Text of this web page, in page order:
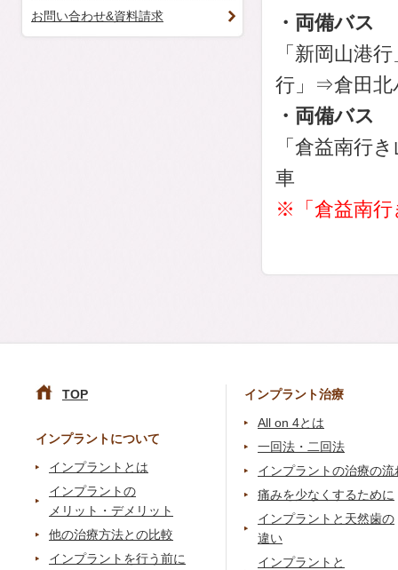
・両備バス
「新岡山港
行」⇒倉田北
・両備バス
「倉益南行
車
※「倉益南行
お問い合わせ&資料請求
TOP
インプラントについて
インプラントとは
インプラントの
メリット・デメリット
他の治療方法との比較
インプラントを行う前に
インプラント治療
All on 4とは
一回法・二回法
インプラントの治療の流
痛みを少なくするために
インプラントと天然歯の
違い
インプラントと